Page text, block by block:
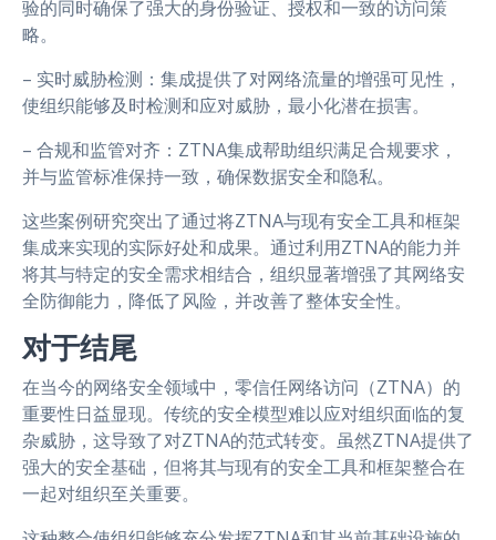
验的同时确保了强大的身份验证、授权和一致的访问策
略。
– 实时威胁检测：集成提供了对网络流量的增强可见性，
使组织能够及时检测和应对威胁，最小化潜在损害。
– 合规和监管对齐：ZTNA集成帮助组织满足合规要求，
并与监管标准保持一致，确保数据安全和隐私。
这些案例研究突出了通过将ZTNA与现有安全工具和框架
集成来实现的实际好处和成果。通过利用ZTNA的能力并
将其与特定的安全需求相结合，组织显著增强了其网络安
全防御能力，降低了风险，并改善了整体安全性。
对于结尾
在当今的网络安全领域中，零信任网络访问（ZTNA）的
重要性日益显现。传统的安全模型难以应对组织面临的复
杂威胁，这导致了对ZTNA的范式转变。虽然ZTNA提供了
强大的安全基础，但将其与现有的安全工具和框架整合在
一起对组织至关重要。